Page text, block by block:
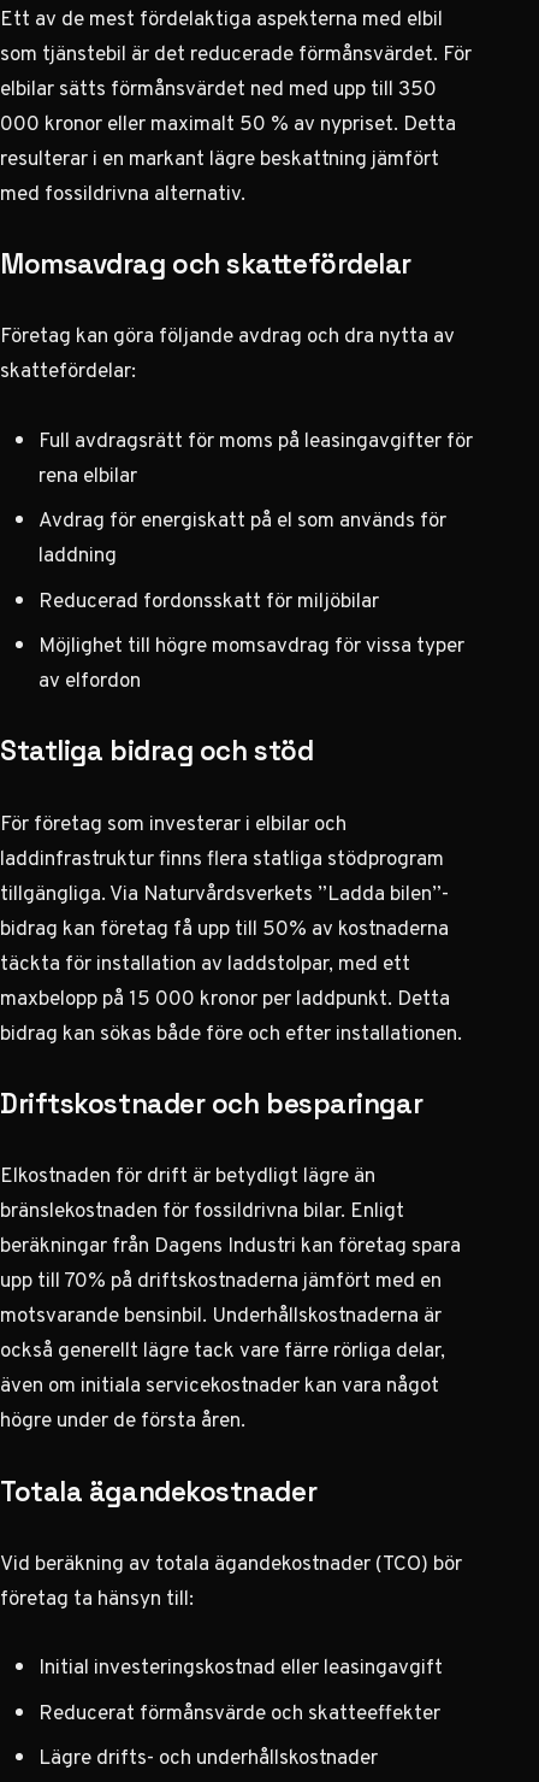
Ett av de mest fördelaktiga aspekterna med elbil
som tjänstebil är det reducerade förmånsvärdet. För
elbilar sätts förmånsvärdet ned med upp till 350
000 kronor eller maximalt 50 % av nypriset. Detta
resulterar i en markant lägre beskattning jämfört
med fossildrivna alternativ.
Momsavdrag och skattefördelar
Företag kan göra följande avdrag och dra nytta av
skattefördelar:
Full avdragsrätt för moms på leasingavgifter för
rena elbilar
Avdrag för energiskatt på el som används för
laddning
Reducerad fordonsskatt för miljöbilar
Möjlighet till högre momsavdrag för vissa typer
av elfordon
Statliga bidrag och stöd
För företag som investerar i elbilar och
laddinfrastruktur finns flera statliga stödprogram
tillgängliga. Via Naturvårdsverkets ”Ladda bilen”-
bidrag kan företag få upp till 50% av kostnaderna
täckta för installation av laddstolpar, med ett
maxbelopp på 15 000 kronor per laddpunkt. Detta
bidrag kan sökas både före och efter installationen.
Driftskostnader och besparingar
Elkostnaden för drift är betydligt lägre än
bränslekostnaden för fossildrivna bilar. Enligt
beräkningar från Dagens Industri kan företag spara
upp till 70% på driftskostnaderna jämfört med en
motsvarande bensinbil. Underhållskostnaderna är
också generellt lägre tack vare färre rörliga delar,
även om initiala servicekostnader kan vara något
högre under de första åren.
Totala ägandekostnader
Vid beräkning av totala ägandekostnader (TCO) bör
företag ta hänsyn till:
Initial investeringskostnad eller leasingavgift
Reducerat förmånsvärde och skatteeffekter
Lägre drifts- och underhållskostnader